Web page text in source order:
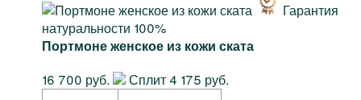
Гарантия
натуральности 100%
Портмоне женское из кожи ската
16 700 руб.
Сплит 4 175 руб.